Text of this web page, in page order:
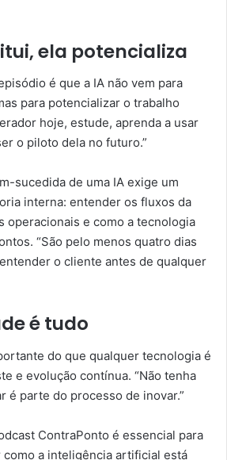
ela potencializa
é que a IA não vem para
para potencializar o trabalho
hoje, estude, aprenda a usar
o piloto dela no futuro.”
sucedida de uma IA exige um
interna: entender os fluxos da
operacionais e como a tecnologia
“São pelo menos quatro dias
o cliente antes de qualquer
é tudo
do que qualquer tecnologia é
e evolução contínua. “Não tenha
é parte do processo de inovar.”
ContraPonto é essencial para
a inteligência artificial está